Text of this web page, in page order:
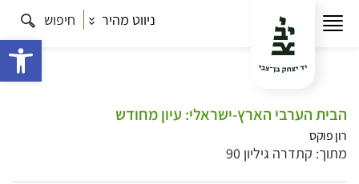
ניווט מהיר חיפוש
הבית הערבי הארץ-ישראלי: עיון מחודש
רון פוקס
מתוך: קתדרה גיליון 90